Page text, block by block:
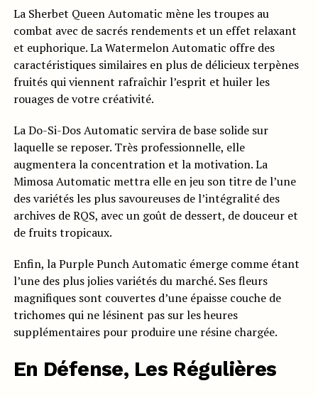
La Sherbet Queen Automatic mène les troupes au
combat avec de sacrés rendements et un effet relaxant
et euphorique. La Watermelon Automatic offre des
caractéristiques similaires en plus de délicieux terpènes
fruités qui viennent rafraîchir l’esprit et huiler les
rouages de votre créativité.
La Do-Si-Dos Automatic servira de base solide sur
laquelle se reposer. Très professionnelle, elle
augmentera la concentration et la motivation. La
Mimosa Automatic mettra elle en jeu son titre de l’une
des variétés les plus savoureuses de l’intégralité des
archives de RQS, avec un goût de dessert, de douceur et
de fruits tropicaux.
Enfin, la Purple Punch Automatic émerge comme étant
l’une des plus jolies variétés du marché. Ses fleurs
magnifiques sont couvertes d’une épaisse couche de
trichomes qui ne lésinent pas sur les heures
supplémentaires pour produire une résine chargée.
En Défense, Les Régulières